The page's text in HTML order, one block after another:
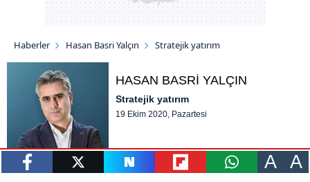
Haberler Hasan Basri Yalçın Stratejik yatırım
HASAN BASRİ YALÇIN
Stratejik yatırım
19 Ekim 2020, Pazartesi
A A